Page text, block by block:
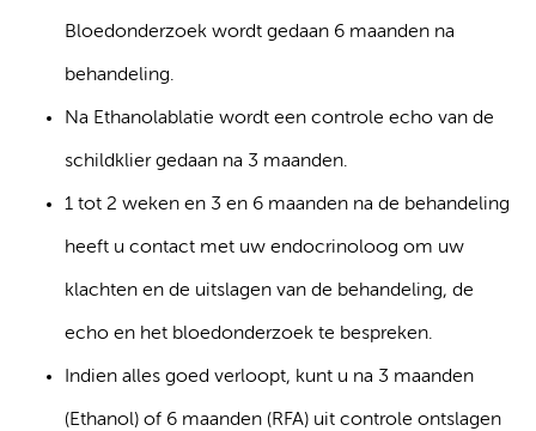
Bloedonderzoek wordt gedaan 6 maanden na
behandeling.
Na Ethanolablatie wordt een controle echo van de
schildklier gedaan na 3 maanden.
1 tot 2 weken en 3 en 6 maanden na de behandeling
heeft u contact met uw endocrinoloog om uw
klachten en de uitslagen van de behandeling, de
echo en het bloedonderzoek te bespreken.
Indien alles goed verloopt, kunt u na 3 maanden
(Ethanol) of 6 maanden (RFA) uit controle ontslagen